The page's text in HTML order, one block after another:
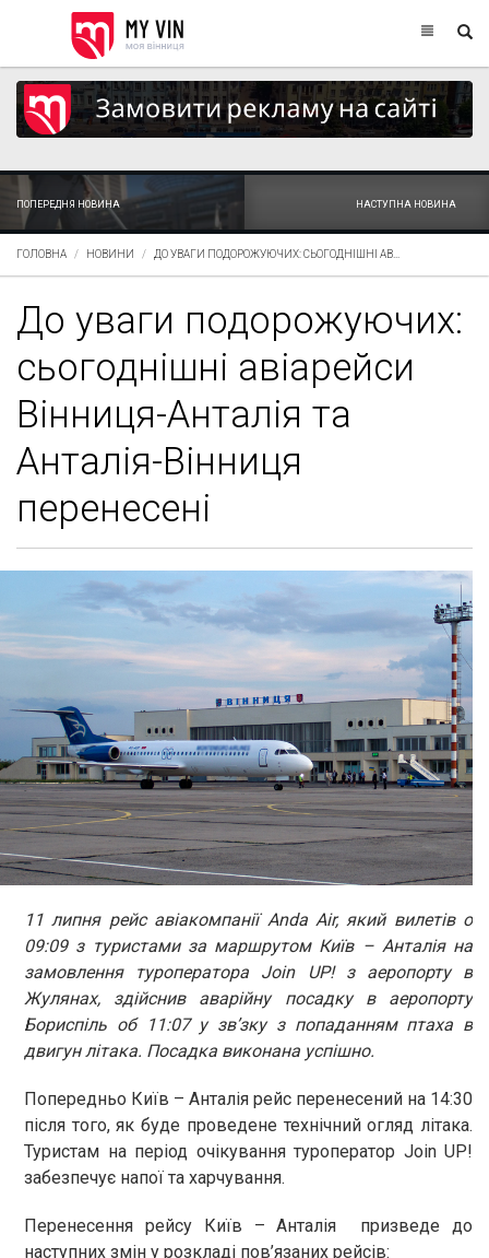
ПОПЕРЕДНЯ НОВИНА НАСТУПНА НОВИНА
ГОЛОВНА НОВИНИ ДО УВАГИ ПОДОРОЖУЮЧИХ: СЬОГОДНІШНІ АВ...
До уваги подорожуючих:
сьогоднішні авіарейси
Вінниця-Анталія та
Анталія-Вінниця
перенесені
11 липня рейс авіакомпанії Anda Air, який вилетів о
09:09 з туристами за маршрутом Київ – Анталія на
замовлення туроператора Join UP! з аеропорту в
Жулянах, здійснив аварійну посадку в аеропорту
Бориспіль об 11:07 у зв’зку з попаданням птаха в
двигун літака. Посадка виконана успішно.
Попередньо Київ – Анталія рейс перенесений на 14:30
після того, як буде проведене технічний огляд літака.
Туристам на період очікування туроператор Join UP!
забезпечує напої та харчування.
Перенесення рейсу Київ – Анталія призведе до
наступних змін у розкладі пов’язаних рейсів: